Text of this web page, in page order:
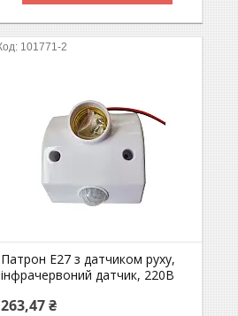
101771-2
Патрон E27 з датчиком руху,
інфрачервоний датчик, 220В
263,47 ₴